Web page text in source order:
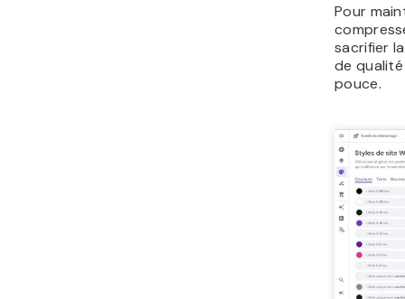
Pour
sacrifier
de
pouce.